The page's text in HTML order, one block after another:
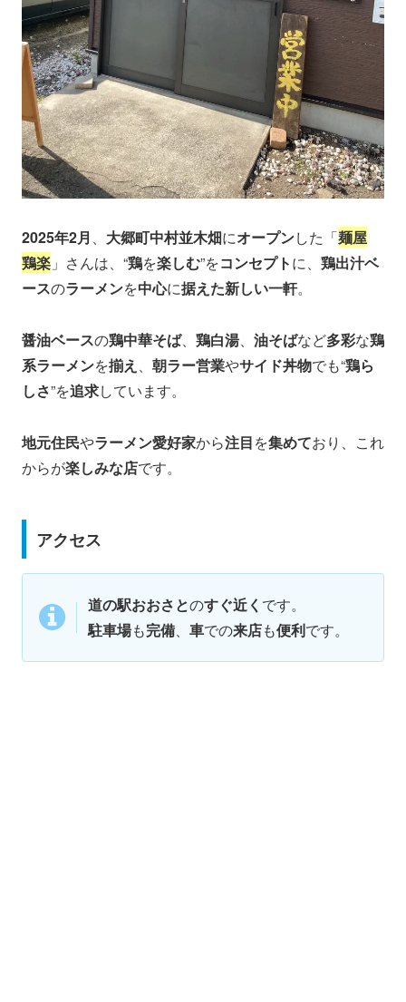
2025年2月 、 大郷町中村並木畑にオープンした「麺屋
鶏楽 」さんは、“鶏を楽しむ”をコンセプトに、 鶏出汁ベ
ースのラーメンを中心に据えた新しい一軒。
醤油ベースの鶏中華そば、 鶏白湯、 油そばなど多彩な鶏
系ラーメンを揃え 、 朝ラー営業やサイド丼物でも“鶏ら
しさ”を追求しています。
地元住民やラーメン愛好家から注目を集めており、これ
からが楽しみな店です。
アクセス
道の駅おおさとのすぐ近く です。
駐車場も完備、 車での来店も便利です。